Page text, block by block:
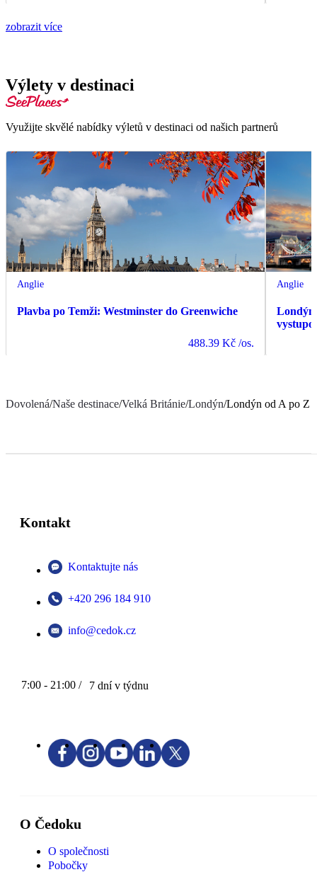
zobrazit více
Výlety v destinaci
Využijte skvělé nabídky výletů v destinaci od našich partnerů
Anglie
Plavba po Temži: Westminster do Greenwiche
488.39 Kč /os.
Anglie
Dovolená/Naše destinace/Velká Británie/Londýn/Londýn od A po Z
Kontakt
Kontaktujte nás
+420 296 184 910
info@cedok.cz
7:00 - 21:00 / 7 dní v týdnu
O Čedoku
O společnosti
Pobočky